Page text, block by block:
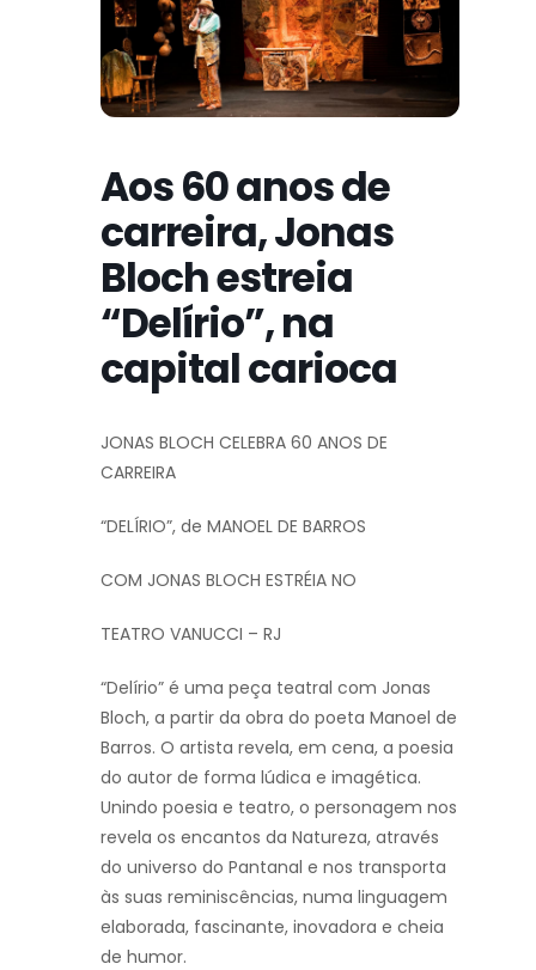
Aos 60 anos de
carreira, Jonas
Bloch estreia
“Delírio”, na
capital carioca
JONAS BLOCH CELEBRA 60 ANOS DE
CARREIRA
“DELÍRIO”, de MANOEL DE BARROS
COM JONAS BLOCH ESTRÉIA NO
TEATRO VANUCCI – RJ
“Delírio” é uma peça teatral com Jonas
Bloch, a partir da obra do poeta Manoel de
Barros. O artista revela, em cena, a poesia
do autor de forma lúdica e imagética.
Unindo poesia e teatro, o personagem nos
revela os encantos da Natureza, através
do universo do Pantanal e nos transporta
às suas reminiscências, numa linguagem
elaborada, fascinante, inovadora e cheia
de humor.